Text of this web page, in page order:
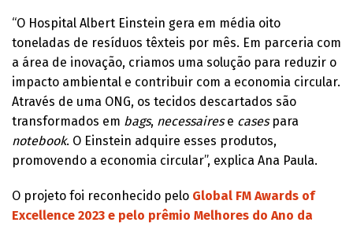
“O Hospital Albert Einstein gera em média oito
toneladas de resíduos têxteis por mês. Em parceria com
a área de inovação, criamos uma solução para reduzir o
impacto ambiental e contribuir com a economia circular.
Através de uma ONG, os tecidos descartados são
transformados em bags, necessairese cases para
notebook. O Einstein adquire esses produtos,
promovendo a economia circular”, explica Ana Paula.
O projeto foi reconhecido pelo Global FM Awards of
Excellence 2023 e pelo prêmio Melhores do Ano da